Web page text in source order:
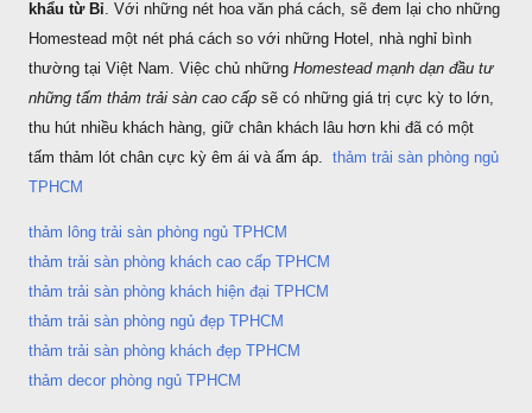
khẩu từ Bỉ. Với những nét hoa văn phá cách, sẽ đem lại cho những
Homestead một nét phá cách so với những Hotel, nhà nghỉ bình
thường tại Việt Nam. Việc chủ những Homestead mạnh dạn đầu tư
những tấm thảm trải sàn cao cấp sẽ có những giá trị cực kỳ to lớn,
thu hút nhiều khách hàng, giữ chân khách lâu hơn khi đã có một
tấm thảm lót chân cực kỳ êm ái và ấm áp. thảm trải sàn phòng ngủ
TPHCM
thảm lông trải sàn phòng ngủ TPHCM
thảm trải sàn phòng khách cao cấp TPHCM
thảm trải sàn phòng khách hiện đại TPHCM
thảm trải sàn phòng ngủ đẹp TPHCM
thảm trải sàn phòng khách đẹp TPHCM
thảm decor phòng ngủ TPHCM